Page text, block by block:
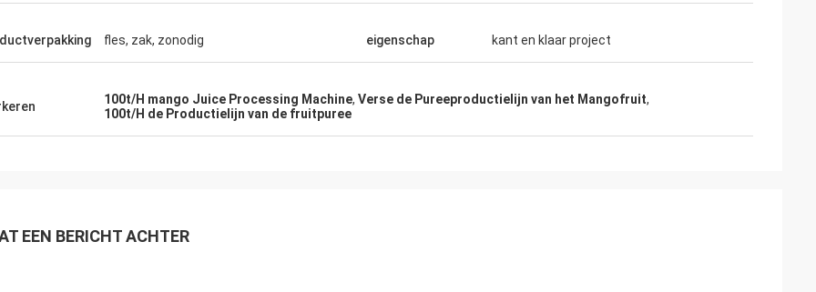
fles, zak, zonodig eigenschap kant en klaar project
100t/H mango Juice Processing Machine, Verse de Pureeproductielijn van het Mangofruit,
100t/H de Productielijn van de fruitpuree
EEN BERICHT ACHTER